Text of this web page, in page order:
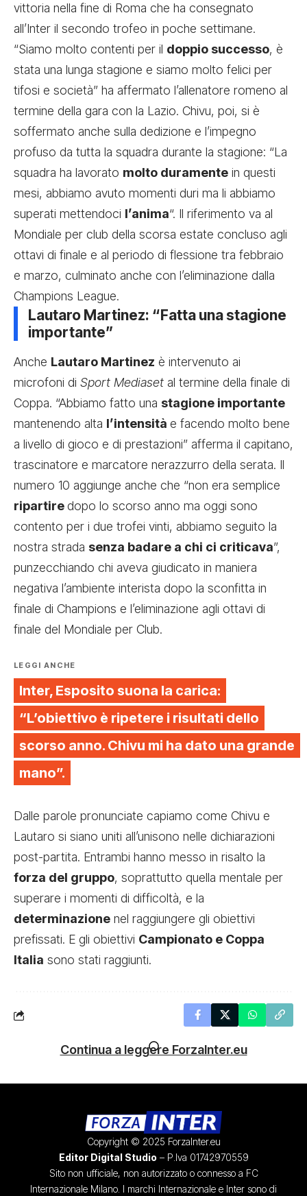
vittoria nella fine di Roma che ha consegnato
all’Inter il secondo trofeo in poche settimane.
“Siamo molto contenti per il doppio successo, è
stata una lunga stagione e siamo molto felici per
tifosi e società” ha affermato l’allenatore romeno al
termine della gara con la Lazio. Chivu, poi, si è
soffermato anche sulla dedizione e l’impegno
profuso da tutta la squadra durante la stagione: “La
squadra ha lavorato molto duramente in questi
mesi, abbiamo avuto momenti duri ma li abbiamo
superati mettendoci l’anima“. Il riferimento va al
Mondiale per club della scorsa estate concluso agli
ottavi di finale e al periodo di flessione tra febbraio
e marzo, culminato anche con l’eliminazione dalla
Champions League.
Lautaro Martinez: “Fatta una stagione
importante”
Anche Lautaro Martinez è intervenuto ai
microfoni di Sport Mediaset al termine della finale di
Coppa. “Abbiamo fatto una stagione importante
mantenendo alta l’intensità e facendo molto bene
a livello di gioco e di prestazioni” afferma il capitano,
trascinatore e marcatore nerazzurro della serata. Il
numero 10 aggiunge anche che “non era semplice
ripartiredopo lo scorso anno ma oggi sono
contento per i due trofei vinti, abbiamo seguito la
nostra strada senza badare a chi ci criticava”,
punzecchiando chi aveva giudicato in maniera
negativa l’ambiente interista dopo la sconfitta in
finale di Champions e l’eliminazione agli ottavi di
finale del Mondiale per Club.
LEGGI ANCHE
Inter, Esposito suona la carica:
“L’obiettivo è ripetere i risultati dello
scorso anno. Chivu mi ha dato una grande
mano”.
Dalle parole pronunciate capiamo come Chivu e
Lautaro si siano uniti all’unisono nelle dichiarazioni
post-partita. Entrambi hanno messo in risalto la
forza del gruppo, soprattutto quella mentale per
superare i momenti di difficoltà, e la
determinazione nel raggiungere gli obiettivi
prefissati. E gli obiettivi Campionato e Coppa
Italia sono stati raggiunti.
Continua a leggere ForzaInter.eu
Copyright © 2025 ForzaInter.eu
Editor Digital Studio – P.Iva 01742970559
Sito non ufficiale, non autorizzato o connesso a FC
Internazionale Milano. I marchi Internazionale e Inter sono di